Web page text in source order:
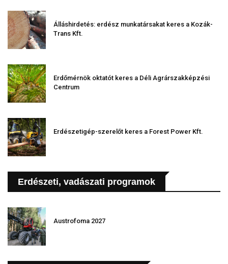
Álláshirdetés: erdész munkatársakat keres a Kozák-
Trans Kft.
Erdőmérnök oktatót keres a Déli Agrárszakképzési
Centrum
Erdészetigép-szerelőt keres a Forest Power Kft.
Erdészeti, vadászati programok
Austrofoma 2027